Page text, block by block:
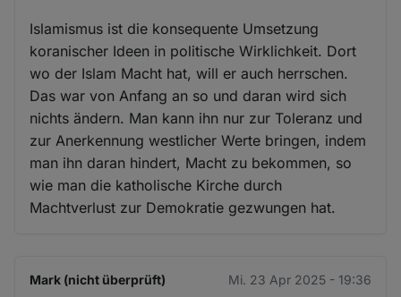
Islamismus ist die konsequente Umsetzung
koranischer Ideen in politische Wirklichkeit. Dort
wo der Islam Macht hat, will er auch herrschen.
Das war von Anfang an so und daran wird sich
nichts ändern. Man kann ihn nur zur Toleranz und
zur Anerkennung westlicher Werte bringen, indem
man ihn daran hindert, Macht zu bekommen, so
wie man die katholische Kirche durch
Machtverlust zur Demokratie gezwungen hat.
Mark (nicht überprüft) Mi. 23 Apr 2025 - 19:36